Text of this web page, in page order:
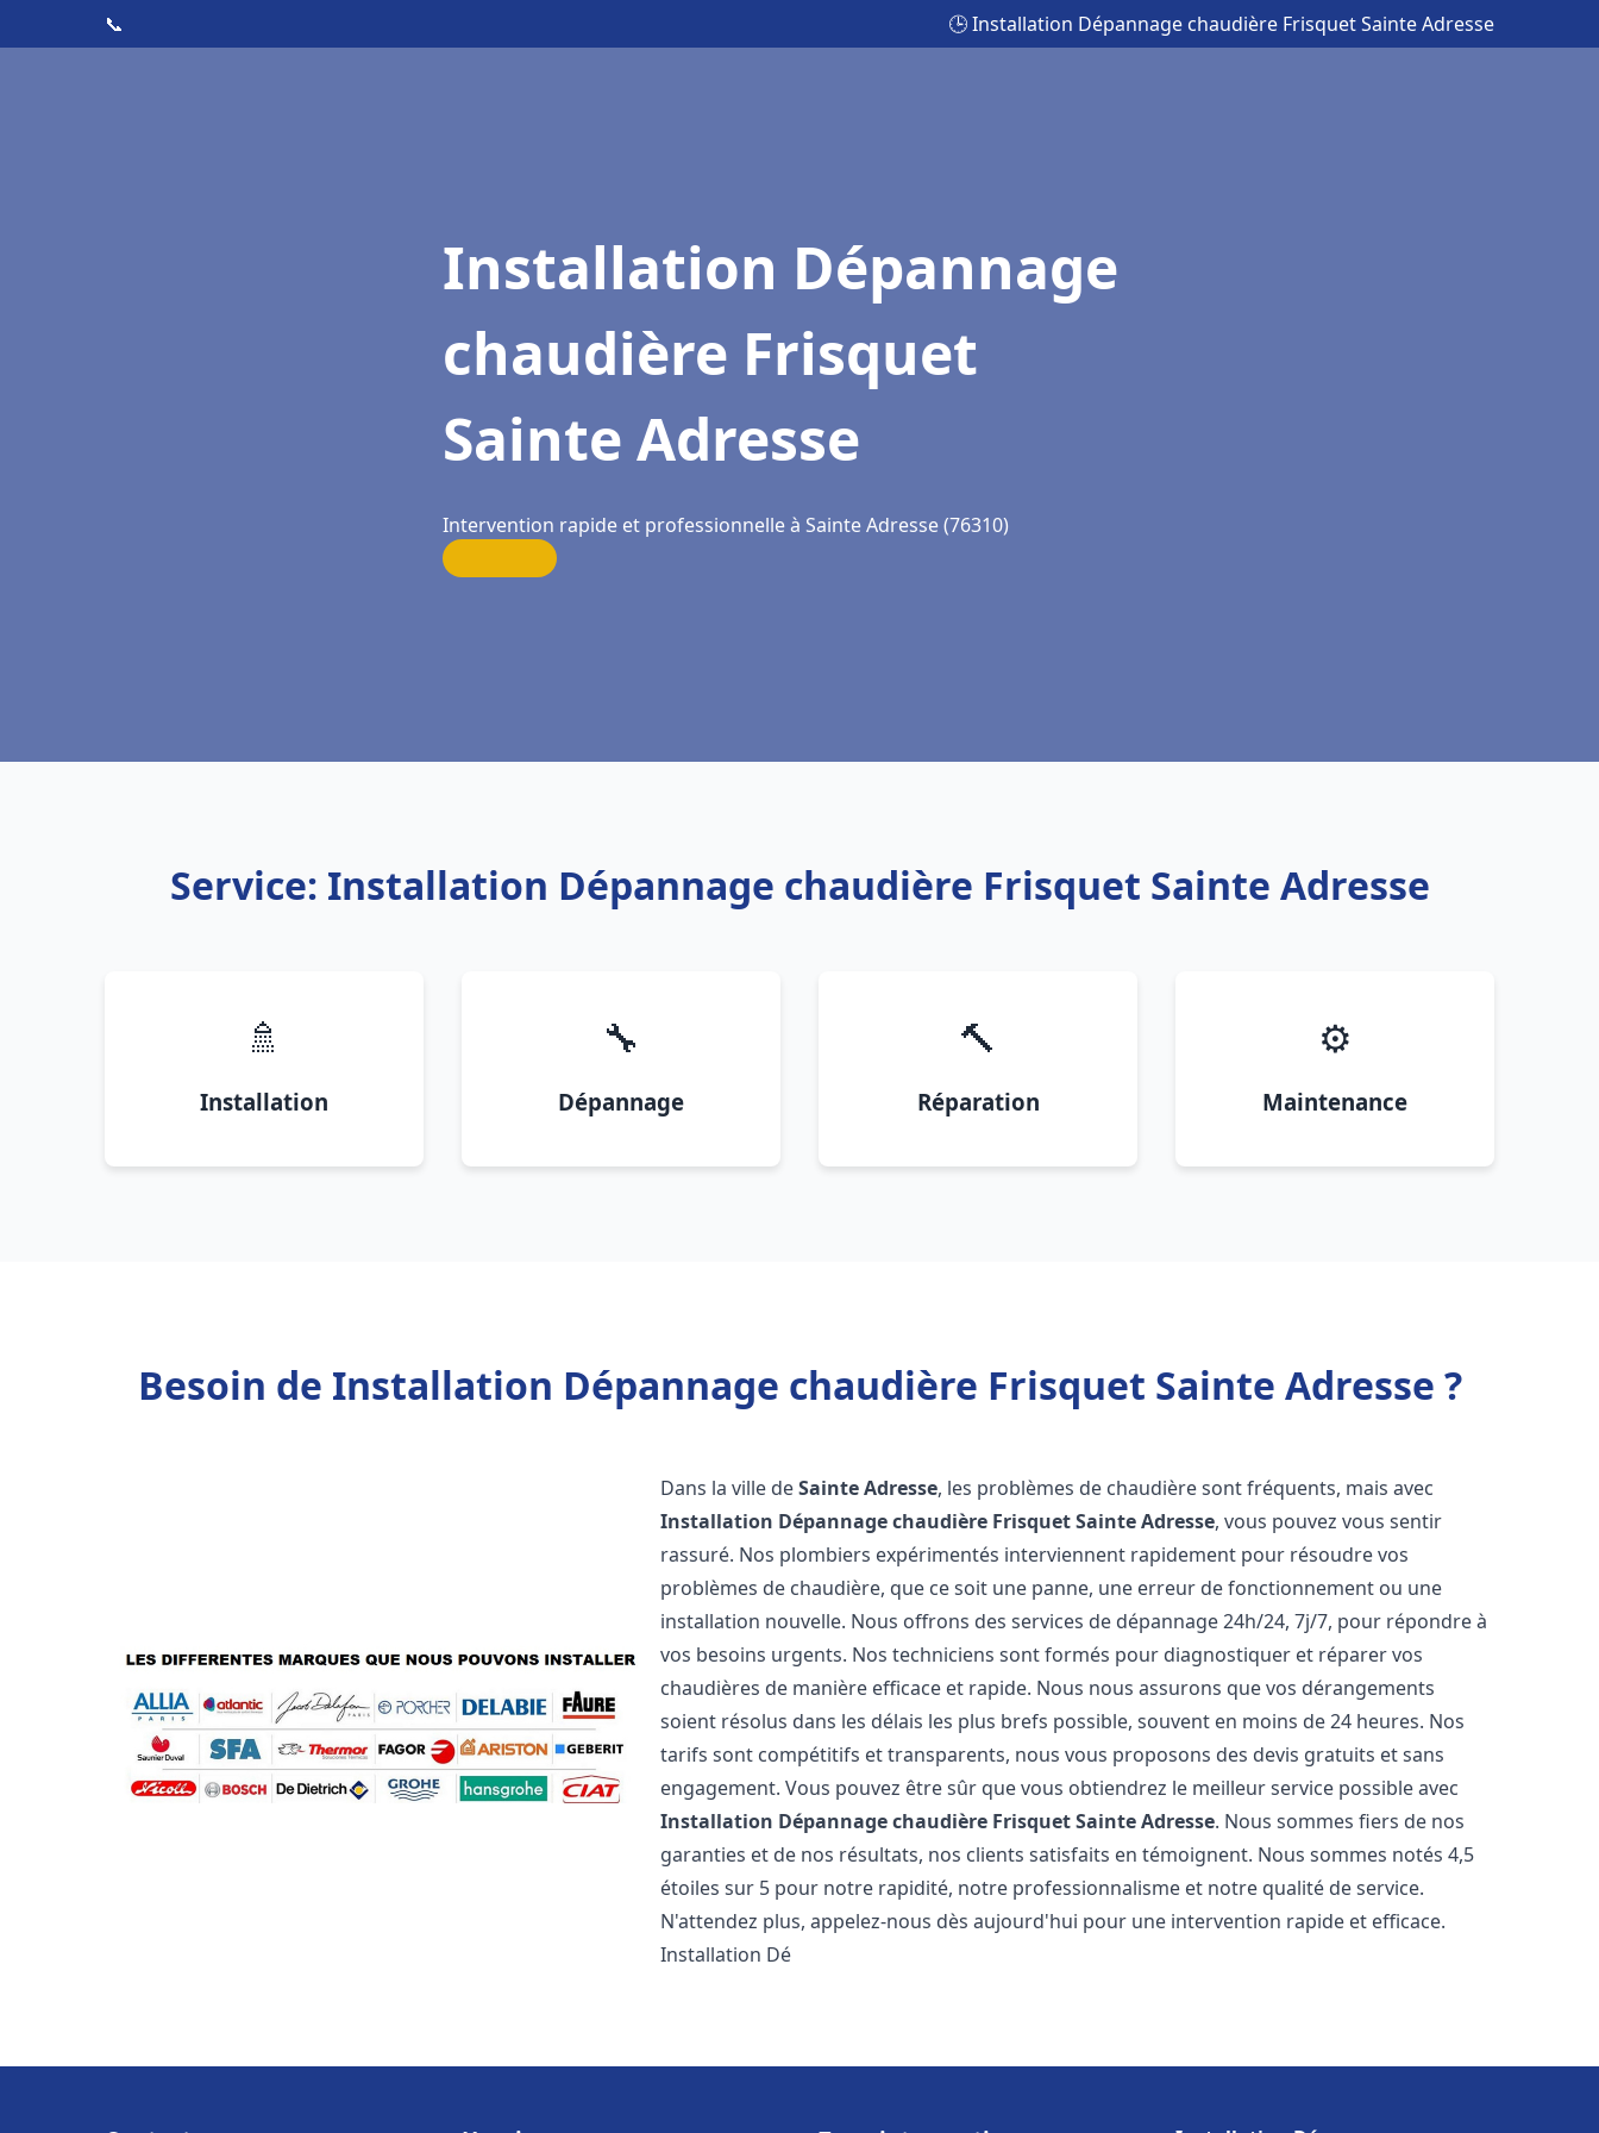
📞 🕒 Installation Dépannage chaudière Frisquet Sainte Adresse
Installation Dépannage
chaudière Frisquet
Sainte Adresse
Intervention rapide et professionnelle à Sainte Adresse (76310)
Service: Installation Dépannage chaudière Frisquet Sainte Adresse
🚿
Installation
🔧
Dépannage
🔨
Réparation
⚙️
Maintenance
Besoin de Installation Dépannage chaudière Frisquet Sainte Adresse ?
Dans la ville deSainte Adresse, les problèmes de chaudière sont fréquents, mais avec
Installation Dépannage chaudière FrisquetSainte Adresse, vous pouvez vous sentir
rassuré. Nos plombiers expérimentés interviennent rapidement pour résoudre vos
problèmes de chaudière, que ce soit une panne, une erreur de fonctionnement ou une
installation nouvelle. Nous offrons des services de dépannage 24h/24, 7j/7, pour répondre à
vos besoins urgents. Nos techniciens sont formés pour diagnostiquer et réparer vos
chaudières de manière efficace et rapide. Nous nous assurons que vos dérangements
soient résolus dans les délais les plus brefs possible, souvent en moins de 24 heures. Nos
tarifs sont compétitifs et transparents, nous vous proposons des devis gratuits et sans
engagement. Vous pouvez être sûr que vous obtiendrez le meilleur service possible avec
Installation Dépannage chaudière FrisquetSainte Adresse. Nous sommes fiers de nos
garanties et de nos résultats, nos clients satisfaits en témoignent. Nous sommes notés 4,5
étoiles sur 5 pour notre rapidité, notre professionnalisme et notre qualité de service.
N'attendez plus, appelez-nous dès aujourd'hui pour une intervention rapide et efficace.
Installation Dé